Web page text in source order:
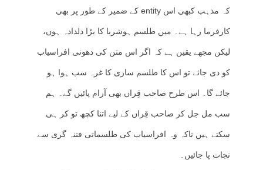
کہ مذہب کبھی اس entity کے ضمیر کے طور پر بھی
کارفرما رہا ہے۔ میں طلسم ہوشربا کا بڑا دلدادہ ہوں،
لیکن مجھے یقین ہے کہ اگر اس متن کی دھونی افراسیاب
کو دی جائے تو اس کا طلسم سازی کا غرہ سب ہوا ہو
جائے گا۔ اس طرح صاحب قِراں بھی آرام پائیں گے۔ ہم
سب مل جل کر صاحب قِراں کے لیے اتنا کچھ تو کر ہی
سکتے ہیں تاکہ وہ افراسیاب کی طلسماتی فتنہ گری سے
نجات پا جائیں۔